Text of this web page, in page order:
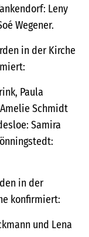
Leny
Wegener.
in der Kirche
Paula
Schmidt
Samira
in der
konfirmiert:
und Lena